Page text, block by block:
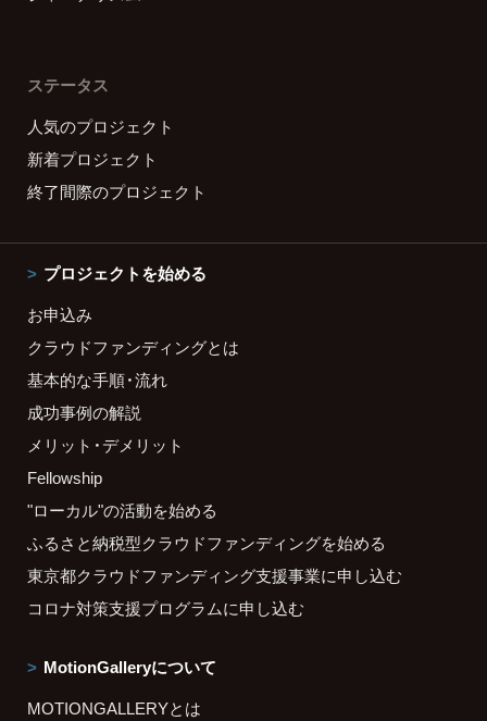
ステータス
人気のプロジェクト
新着プロジェクト
終了間際のプロジェクト
プロジェクトを始める
お申込み
クラウドファンディングとは
基本的な手順・流れ
成功事例の解説
メリット・デメリット
Fellowship
"ローカル"の活動を始める
ふるさと納税型クラウドファンディングを始める
東京都クラウドファンディング支援事業に申し込む
コロナ対策支援プログラムに申し込む
MotionGalleryについて
MOTIONGALLERYとは